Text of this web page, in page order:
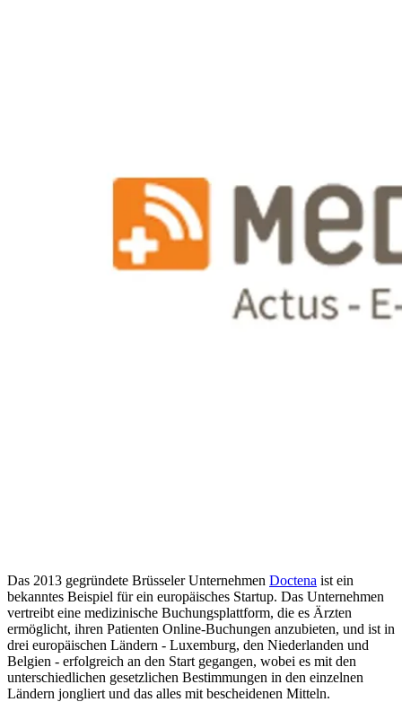
Das 2013 gegründete Brüsseler Unternehmen Doctena ist ein
bekanntes Beispiel für ein europäisches Startup. Das Unternehmen
vertreibt eine medizinische Buchungsplattform, die es Ärzten
ermöglicht, ihren Patienten Online-Buchungen anzubieten, und ist in
drei europäischen Ländern - Luxemburg, den Niederlanden und
Belgien - erfolgreich an den Start gegangen, wobei es mit den
unterschiedlichen gesetzlichen Bestimmungen in den einzelnen
Ländern jongliert und das alles mit bescheidenen Mitteln.